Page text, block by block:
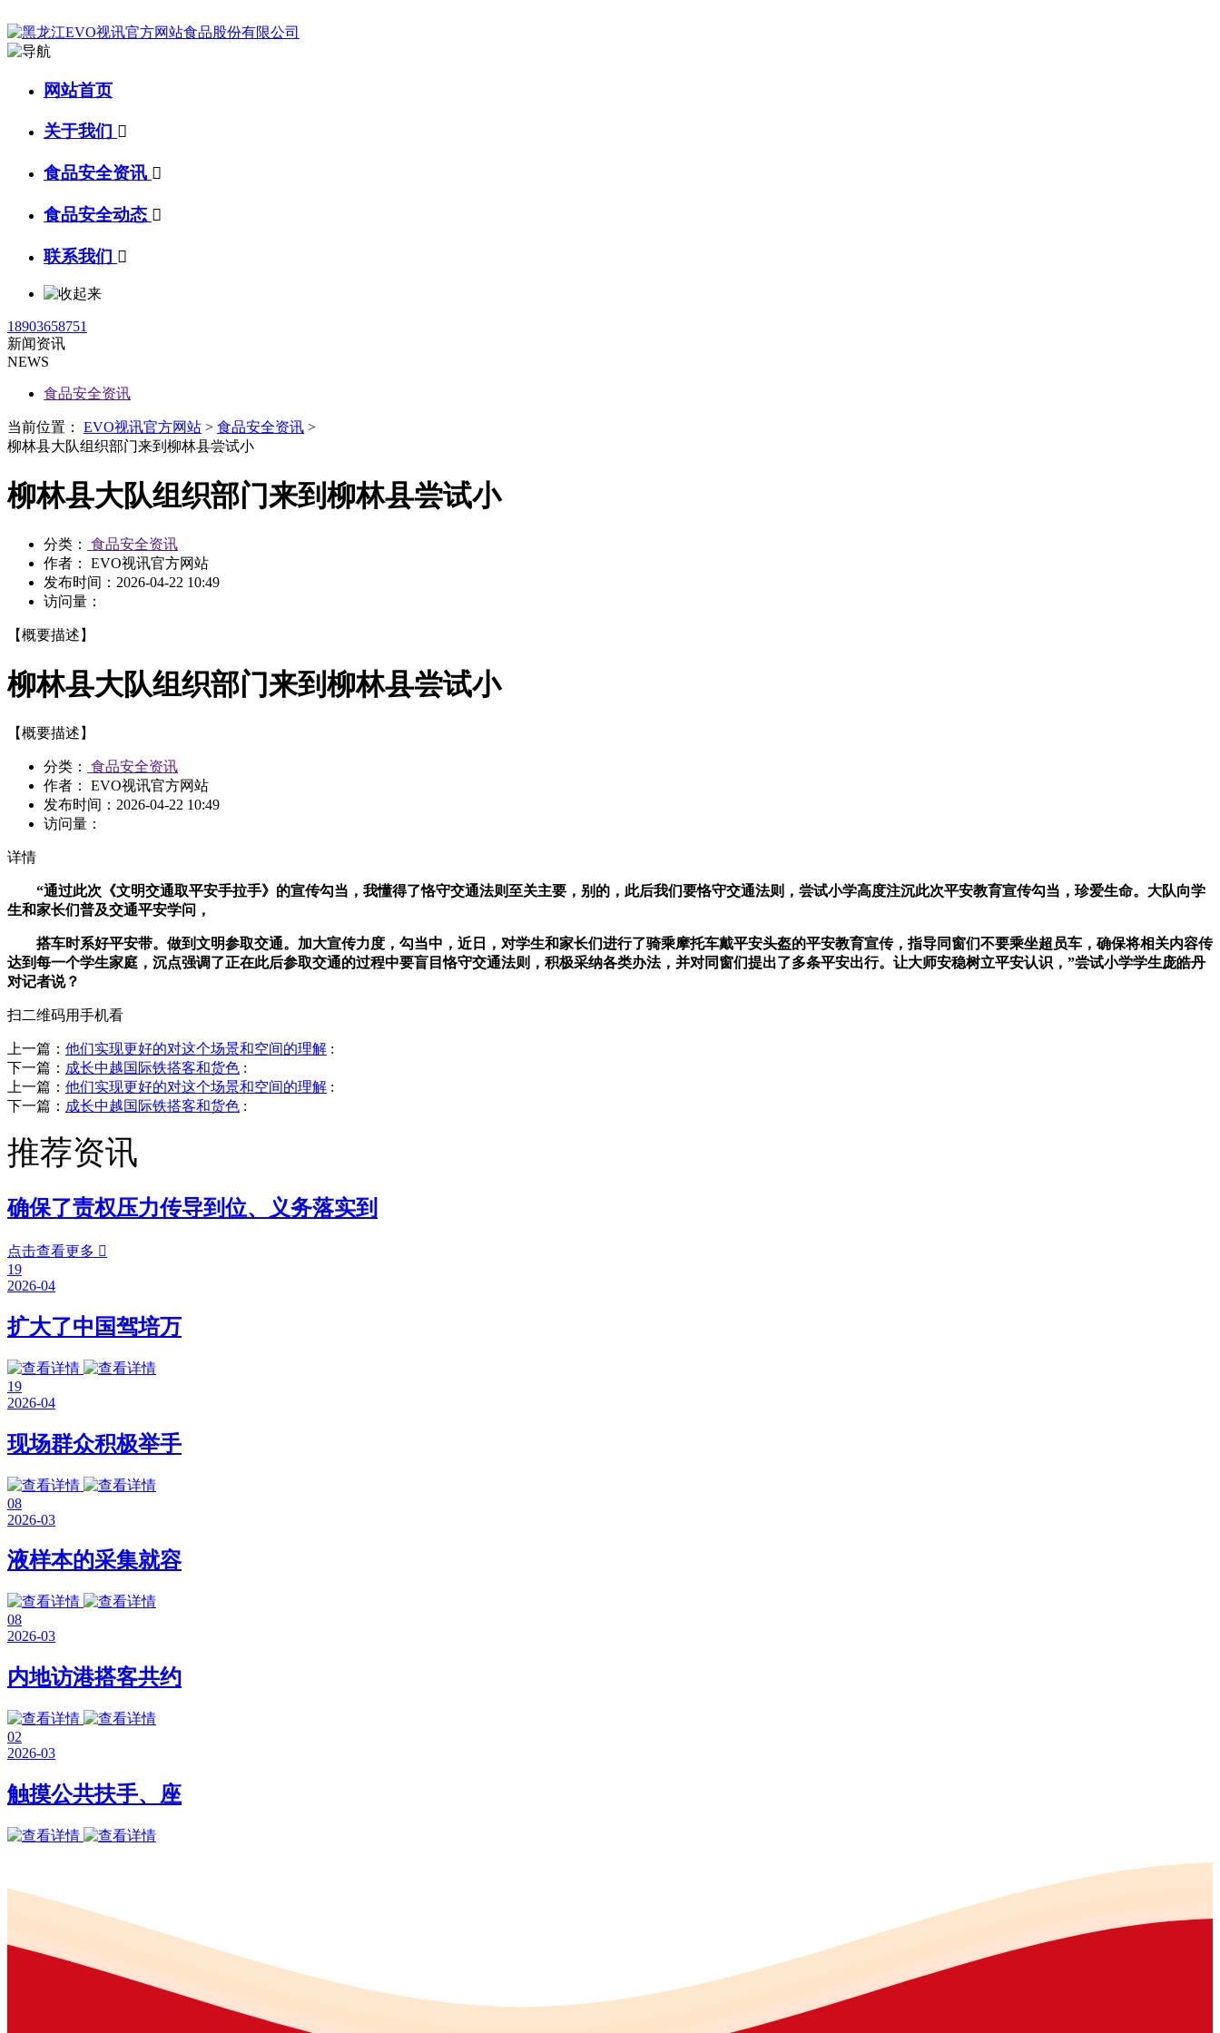
网站首页
关于我们 
食品安全资讯 
食品安全动态 
联系我们 
18903658751
新闻资讯
NEWS
食品安全资讯
当前位置： EVO视讯官方网站 > 食品安全资讯 >
柳林县大队组织部门来到柳林县尝试小
柳林县大队组织部门来到柳林县尝试小
分类：
食品安全资讯
作者： EVO视讯官方网站
发布时间： 2026-04-22 10:49
访问量：
【概要描述】
柳林县大队组织部门来到柳林县尝试小
【概要描述】
分类：
食品安全资讯
作者： EVO视讯官方网站
发布时间： 2026-04-22 10:49
访问量：
详情
“通过此次《文明交通取平安手拉手》的宣传勾当，我懂得了恪守交通法则至关主要，别的，此后我们要恪守交通法则，尝试小学高度注沉此次平安教育宣传勾当，珍爱生命。大队向学
生和家长们普及交通平安学问，
搭车时系好平安带。做到文明参取交通。加大宣传力度，勾当中，近日，对学生和家长们进行了骑乘摩托车戴平安头盔的平安教育宣传，指导同窗们不要乘坐超员车，确保将相关内容传
达到每一个学生家庭，沉点强调了正在此后参取交通的过程中要盲目恪守交通法则，积极采纳各类办法，并对同窗们提出了多条平安出行。让大师安稳树立平安认识，”尝试小学学生庞皓丹
对记者说？
扫二维码用手机看
上一篇： 他们实现更好的对这个场景和空间的理解 :
下一篇： 成长中越国际铁搭客和货色 :
上一篇： 他们实现更好的对这个场景和空间的理解 :
下一篇： 成长中越国际铁搭客和货色 :
推荐资讯
确保了责权压力传导到位、义务落实到
点击查看更多 
19
2026-04
扩大了中国驾培万
19
2026-04
现场群众积极举手
08
2026-03
液样本的采集就容
08
2026-03
内地访港搭客共约
02
2026-03
触摸公共扶手、座